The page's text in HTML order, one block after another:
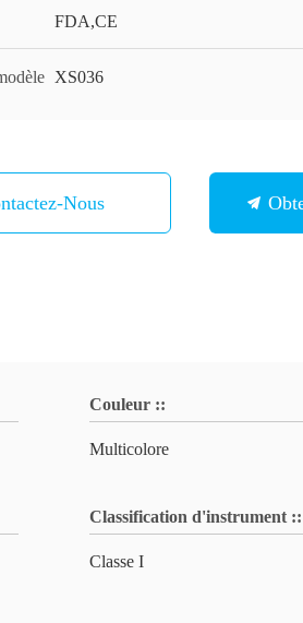
FDA,CE
XS036
Nous
Couleur ::
Multicolore
Classification d'instrument ::
Classe I